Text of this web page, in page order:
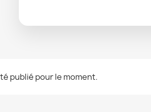
publié pour le moment.